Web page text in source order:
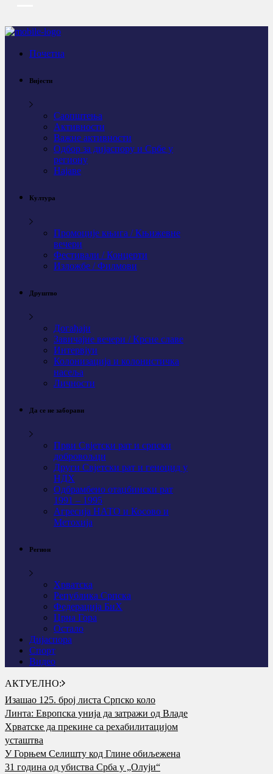
Почетна
Вијести
Саопштења
Активности
Важне активности
Одбор за дијаспору и Србе у
региону
Најаве
Култура
Промоције књига / Књижевне
вечери
Фестивали / Концерти
Изложбе / Филмови
Друштво
Догађаји
Завичајне вечери / Крсне славе
Интервјуи
Колонизација и колонистичка
насеља
Личности
Да се не заборави
Први Свјeтски рат и српски
добровољци
Други Свјетски рат и геноцид у
НДХ
Одбрамбено отаџбински рат
1991 – 1995
Агресија НАТО и Косово и
Метохија
Регион
Хрватска
Република Српска
Федерација БиХ
Црна Гора
Остало
Дијаспора
Спорт
Видео
АКТУЕЛНО:
Изашао 125. број листа Српско коло
Линта: Европска унија да затражи од Владе
Хрватске да прекине са рехабилитацијом
усташтва
У Горњем Селишту код Глине обиљежена
31 година од убиства Срба у „Олуји“